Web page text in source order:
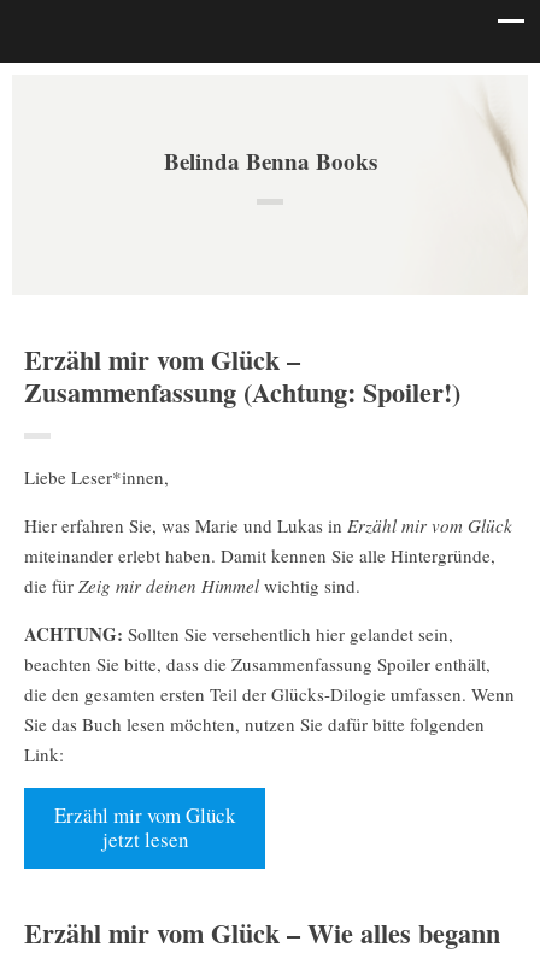
Belinda Benna Books
Erzähl mir vom Glück –
Zusammenfassung (Achtung: Spoiler!)
Liebe Leser*innen,
Hier erfahren Sie, was Marie und Lukas in Erzähl mir vom Glück
miteinander erlebt haben. Damit kennen Sie alle Hintergründe,
die für Zeig mir deinen Himmel wichtig sind.
ACHTUNG: Sollten Sie versehentlich hier gelandet sein,
beachten Sie bitte, dass die Zusammenfassung Spoiler enthält,
die den gesamten ersten Teil der Glücks-Dilogie umfassen. Wenn
Sie das Buch lesen möchten, nutzen Sie dafür bitte folgenden
Link:
Erzähl mir vom Glück
jetzt lesen
Erzähl mir vom Glück – Wie alles begann